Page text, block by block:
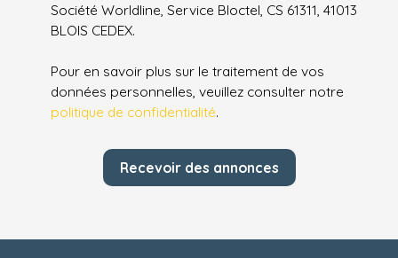
Société Worldline, Service Bloctel, CS 61311, 41013
BLOIS CEDEX.
Pour en savoir plus sur le traitement de vos
données personnelles, veuillez consulter notre
politique de confidentialité.
Recevoir des annonces